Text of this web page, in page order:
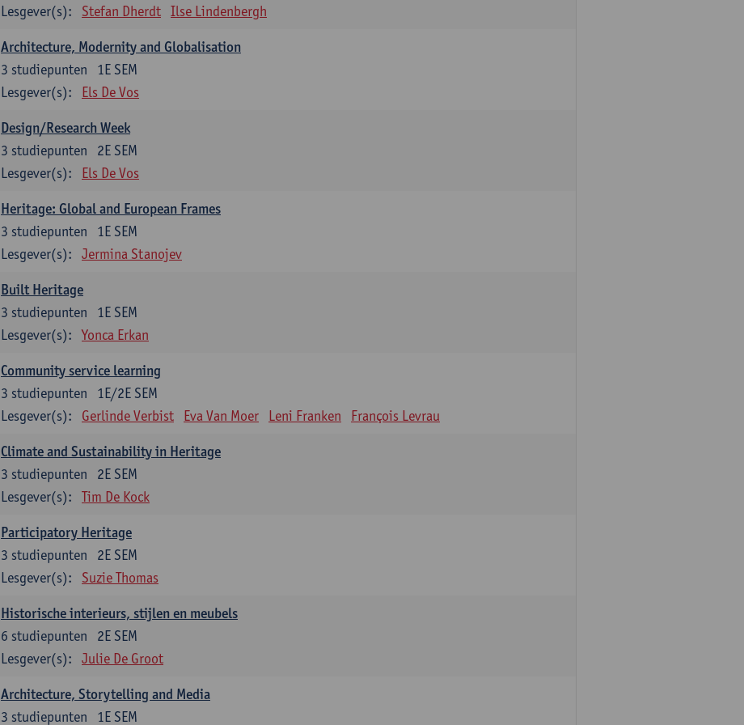
Lesgever(s):
Stefan Dherdt Ilse Lindenbergh
Architecture, Modernity and Globalisation
1E SEM
3 studiepunten
Lesgever(s):
Els De Vos
Design/Research Week
2E SEM
3 studiepunten
Lesgever(s):
Els De Vos
Heritage: Global and European Frames
1E SEM
3 studiepunten
Lesgever(s):
Jermina Stanojev
Built Heritage
1E SEM
3 studiepunten
Lesgever(s):
Yonca Erkan
Community service learning
1E/2E SEM
3 studiepunten
Lesgever(s):
Gerlinde Verbist Eva Van Moer Leni Franken François Levrau
Climate and Sustainability in Heritage
2E SEM
3 studiepunten
Lesgever(s):
Tim De Kock
Participatory Heritage
2E SEM
3 studiepunten
Lesgever(s):
Suzie Thomas
Historische interieurs, stijlen en meubels
2E SEM
6 studiepunten
Lesgever(s):
Julie De Groot
Architecture, Storytelling and Media
1E SEM
3 studiepunten